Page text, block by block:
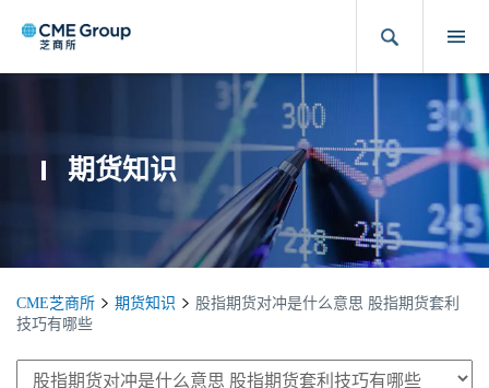
期货知识
CME芝商所 期货知识
股指期货对冲是什么意思 股指期货套利
技巧有哪些